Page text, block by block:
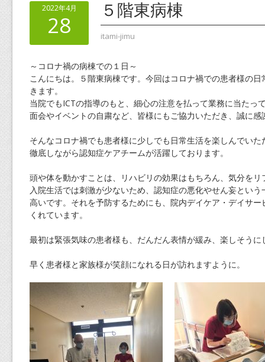
2022年4月
28
５階東病棟
itami-jimu
～コロナ禍の病棟での１日～
こんにちは。５階東病棟です。今回はコロナ禍での患者様の
きます。
当院でもICTの指導のもと、細心の注意を払って業務に当たっ
面会やイベントの自粛など、皆様にもご協力いただき、誠に感
そんなコロナ禍でも患者様に少しでも日常生活を楽しんでい
徹底しながら認知症ケアチームが活躍しております。
頭や体を動かすことは、リハビリの効果はもちろん、気分を
入院生活では刺激が少ないため、認知症の悪化やせん妄とい
高いです。それを予防するためにも、院内デイケア・デイサ
くれています。
最初は緊張気味の患者様も、だんだん表情が緩み、楽しそう
早く患者様と家族様が笑顔になれる日が訪れますように。